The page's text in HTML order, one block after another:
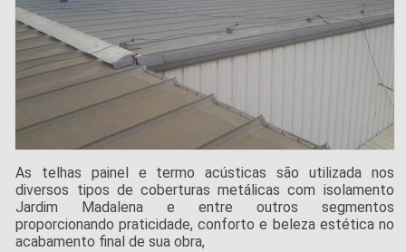
As telhas painel e termo acústicas são utilizada nos
diversos tipos de coberturas metálicas com isolamento
Jardim Madalena e entre outros segmentos
proporcionando praticidade, conforto e beleza estética no
acabamento final de sua obra,